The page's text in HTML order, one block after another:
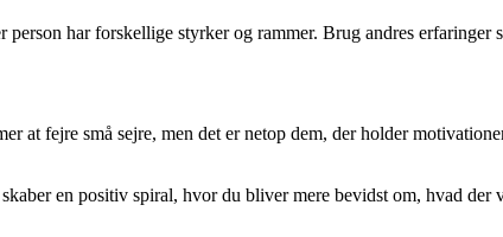
har forskellige styrker og rammer. Brug andres erfaringer
at fejre små sejre, men det er netop dem, der holder
en positiv spiral, hvor du bliver mere bevidst om, hvad